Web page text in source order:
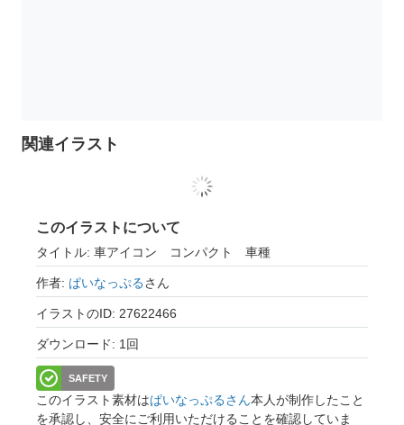
関連イラスト
このイラストについて
タイトル: 車アイコン コンパクト 車種
作者: ぱいなっぷるさん
イラストのID: 27622466
ダウンロード: 1回
SAFETY
このイラスト素材はぱいなっぷるさん本人が制作したこと
を承認し、安全にご利用いただけることを確認していま